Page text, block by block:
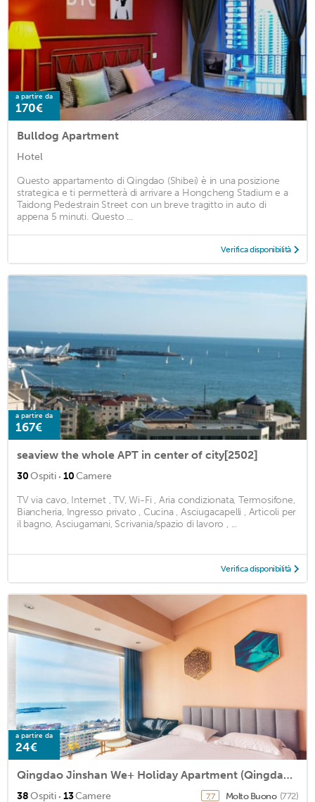
a partire da
170€
Bulldog Apartment
Hotel
Questo appartamento di Qingdao (Shibei) è in una posizione
strategica e ti permetterà di arrivare a Hongcheng Stadium e a
Taidong Pedestrain Street con un breve tragitto in auto di
appena 5 minuti. Questo ...
Verifica disponibilità
a partire da
167€
seaview the whole APT in center of city[2502]
30Ospiti · 10Camere
TV via cavo, Internet , TV, Wi-Fi , Aria condizionata, Termosifone,
Biancheria, Ingresso privato , Cucina , Asciugacapelli , Articoli per
il bagno, Asciugamani, Scrivania/spazio di lavoro , ...
Verifica disponibilità
a partire da
24€
Qingdao Jinshan We+ Holiday Apartment (Qingdao Olympic Sailing Center)
38Ospiti · 13Camere 7,7 Molto Buono (772)